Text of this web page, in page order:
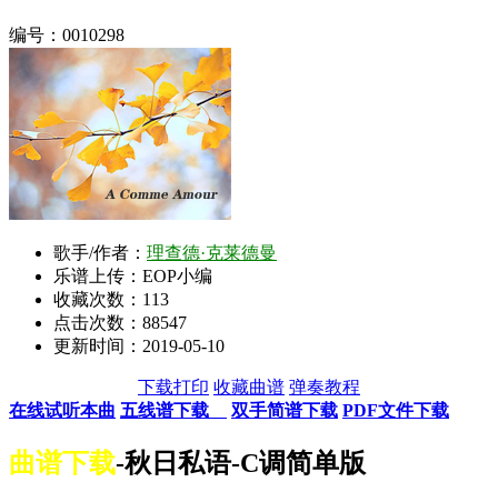
编号：0010298
歌手/作者： 理查德·克莱德曼
乐谱上传：EOP小编
收藏次数： 113
点击次数：88547
更新时间：2019-05-10
下载打印 收藏曲谱 弹奏教程
在线试听本曲 五线谱下载 双手简谱下载 PDF文件下载
曲谱下载-秋日私语-C调简单版